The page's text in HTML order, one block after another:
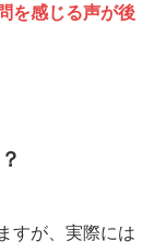
を感じる声が後
すが、実際には